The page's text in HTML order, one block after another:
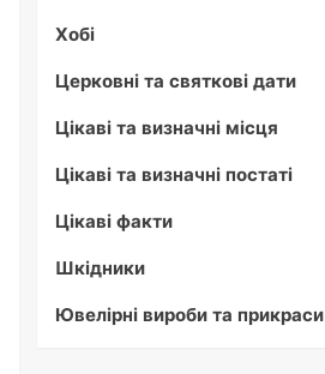
Хобі
Церковні та святкові дати
Цікаві та визначні місця
Цікаві та визначні постаті
Цікаві факти
Шкідники
Ювелірні вироби та прикраси